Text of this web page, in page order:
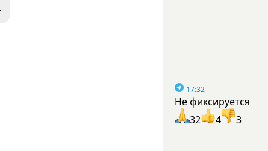
17:32
Не фиксируется
32
4 3